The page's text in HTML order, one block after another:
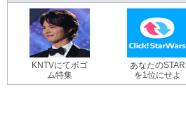
KNTVにてボゴ
ム特集
あなたのSTAR
を1位にせよ